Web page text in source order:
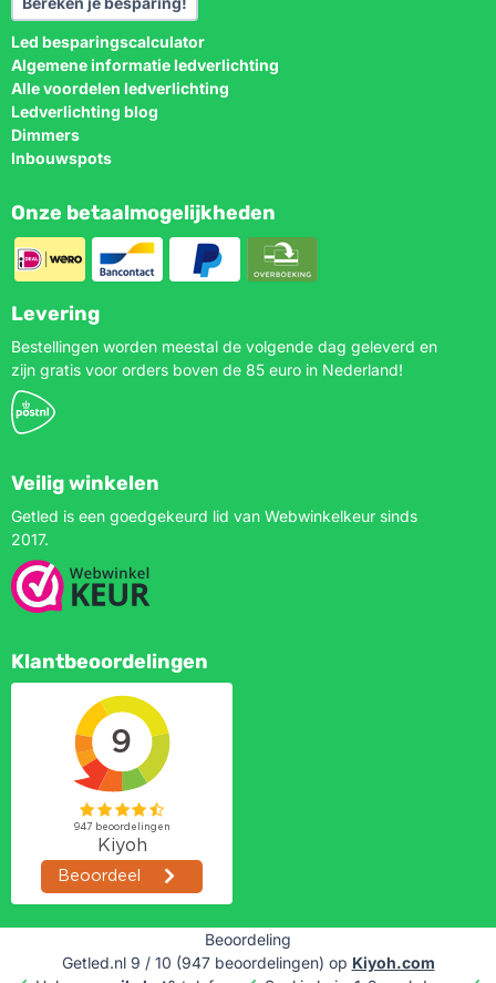
Led besparingscalculator
Algemene informatie ledverlichting
Alle voordelen ledverlichting
Ledverlichting blog
Dimmers
Inbouwspots
Onze betaalmogelijkheden
Levering
Bestellingen worden meestal de volgende dag geleverd en
zijn gratis voor orders boven de 85 euro in Nederland!
Veilig winkelen
Getled is een goedgekeurd lid van Webwinkelkeur sinds
2017.
Klantbeoordelingen
Beoordeling
Getled.nl 9 / 10 (947beoordelingen) op Kiyoh.com